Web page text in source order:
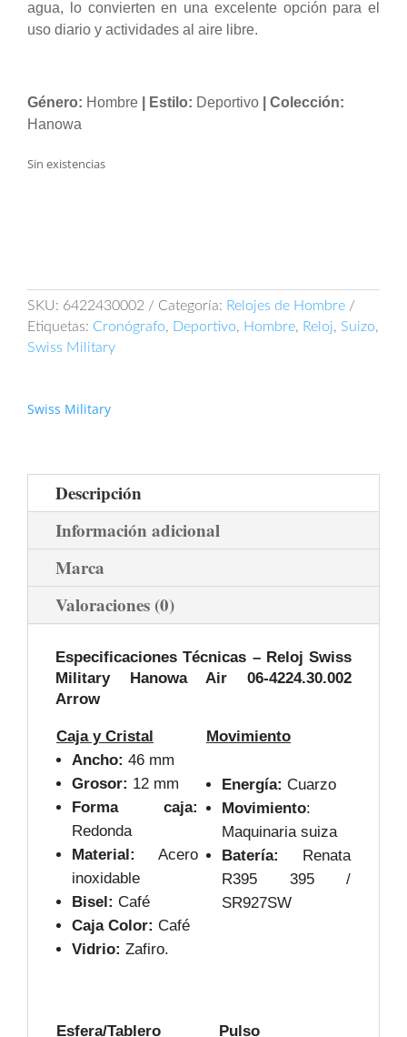
agua, lo convierten en una excelente opción para el
uso diario y actividades al aire libre.
Género: Hombre | Estilo: Deportivo | Colección:
Hanowa
Sin existencias
SKU: 6422430002 Categoría: Relojes de Hombre
Etiquetas: Cronógrafo, Deportivo, Hombre, Reloj, Suizo,
Swiss Military
Swiss Military
Descripción
Información adicional
Marca
Valoraciones (0)
Especificaciones Técnicas – Reloj Swiss
Military Hanowa Air 06-4224.30.002
Arrow
Caja y Cristal
Movimiento
Ancho: 46 mm
Grosor: 12 mm
Forma caja:
Redonda
Material:
Acero
inoxidable
Bisel: Café
Caja Color: Café
Vidrio: Zafiro.
Energía: Cuarzo
Movimiento:
Maquinaria suiza
Batería:
Renata
R395 395 /
SR927SW
Esfera/Tablero Pulso